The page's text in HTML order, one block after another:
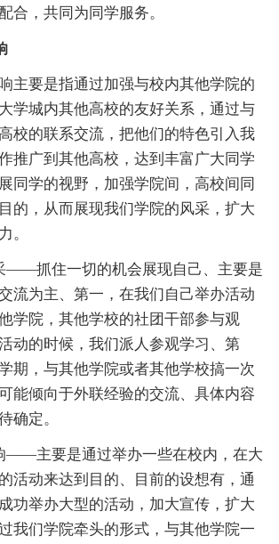
合，共同为同学服务。
要是指通过加强与校内其他学院的
学城内其他高校的友好关系，通过与
校的联系交流，把他们的特色引入我
推广到其他高校，达到丰富广大同学
同学的视野，加强学院间，高校间同
的，从而展现我们学院的风采，扩大
。
抓住一切的机会展现自己、主要是
流为主、第一，在我们自己举办活动
学院，其他学校的社团干部参与观
动的时候，我们派人参观学习、第
期，与其他学院或者其他学校搞一次
能倾向于外联经验的交流、具体内容
确定。
主要是通过举办一些在校内，在大
活动来达到目的、目前的设想有，通
功举办大型的活动，加大宣传，扩大
我们学院牵头的形式，与其他学院一